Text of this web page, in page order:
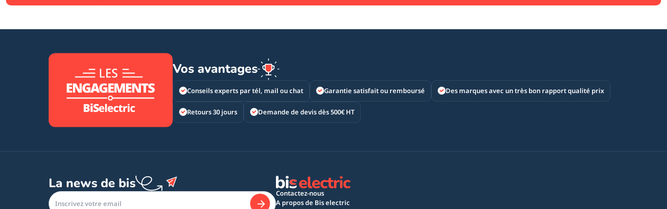
Vos avantages
Conseils experts par tél, mail ou chat Garantie satisfait ou remboursé Des marques avec un très bon rapport qualité prix
Retours 30 jours Demande de devis dès 500€ HT
La news de bis
Contactez-nous
A propos de Bis electric